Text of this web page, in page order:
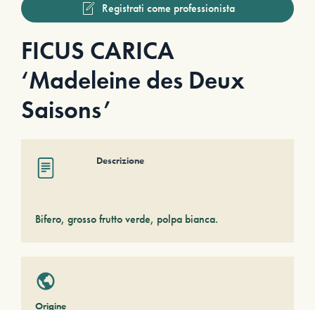
Registrati come professionista
FICUS CARICA
‘Madeleine des Deux
Saisons’
Descrizione
Bifero, grosso frutto verde, polpa bianca.
Origine